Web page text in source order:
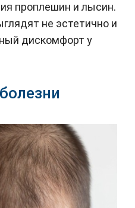
проплешин и лысин.
не эстетично и
дискомфорт у